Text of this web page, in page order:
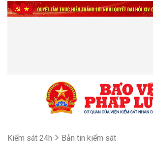
Kiểm sát 24h Bản tin kiểm sát